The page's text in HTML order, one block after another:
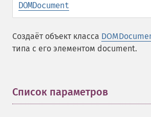
DOMDocument
Создаёт объект класса
типа с его элементом document.
Список параметров